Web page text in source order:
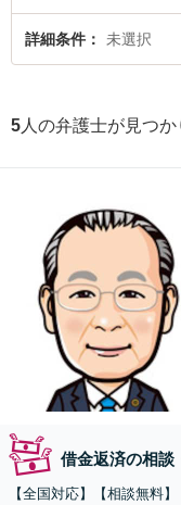
のトラブル解決の実績豊富
金返済の相談・交渉を法律
詳細条件 未選択
5 人の弁護士が見つか
借金返済の相談
【全国対応】【相談無料